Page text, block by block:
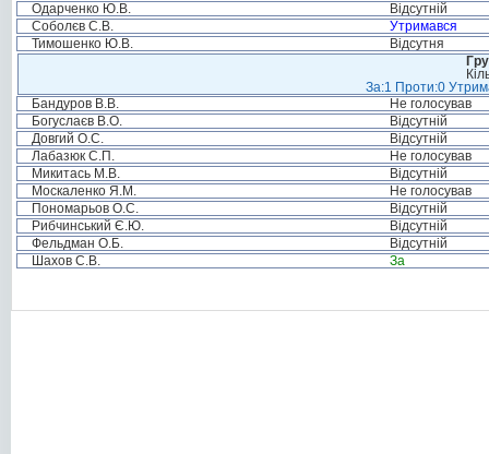
Одарченко Ю.В.
Відсутній
Соболєв С.В.
Утримався
Тимошенко Ю.В.
Відсутня
За:1 Проти:0
Бандуров В.В.
Не голосував
Богуслаєв В.О.
Відсутній
Довгий О.С.
Відсутній
Лабазюк С.П.
Не голосував
Микитась М.В.
Відсутній
Москаленко Я.М.
Не голосував
Пономарьов О.С.
Відсутній
Рибчинський Є.Ю.
Відсутній
Фельдман О.Б.
Відсутній
Шахов С.В.
За